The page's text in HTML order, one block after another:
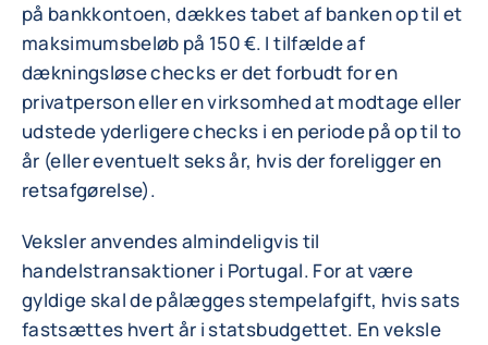
på bankkontoen, dækkes tabet af banken op til et
maksimumsbeløb på 150 €. I tilfælde af
dækningsløse checks er det forbudt for en
privatperson eller en virksomhed at modtage eller
udstede yderligere checks i en periode på op til to
år (eller eventuelt seks år, hvis der foreligger en
retsafgørelse).
Veksler anvendes almindeligvis til
handelstransaktioner i Portugal. For at være
gyldige skal de pålægges stempelafgift, hvis sats
fastsættes hvert år i statsbudgettet. En veksle